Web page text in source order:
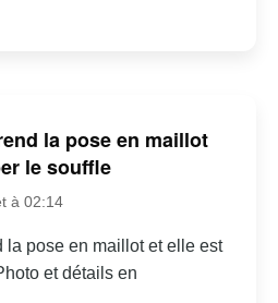
la pose en maillot
le souffle
à 02:14
la pose en maillot et elle est
et détails en